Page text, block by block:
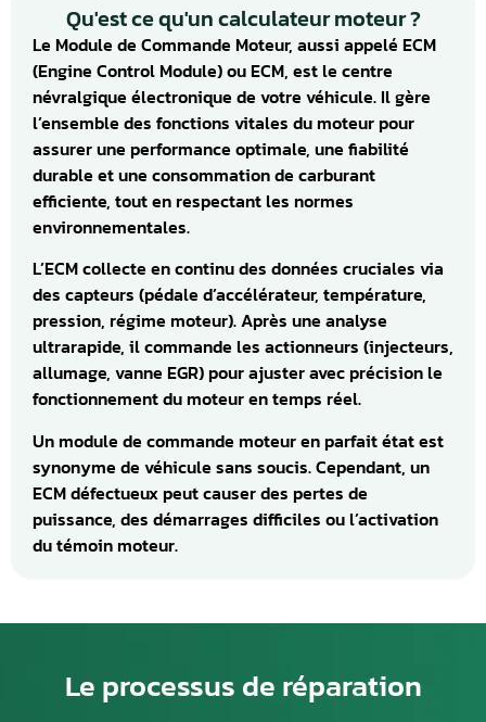
Qu'est ce qu'un calculateur moteur ?
Le Module de Commande Moteur, aussi appelé ECM
(Engine Control Module) ou ECM, est le centre
névralgique électronique de votre véhicule. Il gère
l’ensemble des fonctions vitales du moteur pour
assurer une performance optimale, une fiabilité
durable et une consommation de carburant
efficiente, tout en respectant les normes
environnementales.
L’ECM collecte en continu des données cruciales via
des capteurs (pédale d’accélérateur, température,
pression, régime moteur). Après une analyse
ultrarapide, il commande les actionneurs (injecteurs,
allumage, vanne EGR) pour ajuster avec précision le
fonctionnement du moteur en temps réel.
Un module de commande moteur en parfait état est
synonyme de véhicule sans soucis. Cependant, un
ECM défectueux peut causer des pertes de
puissance, des démarrages difficiles ou l’activation
du témoin moteur.
Le processus de réparation